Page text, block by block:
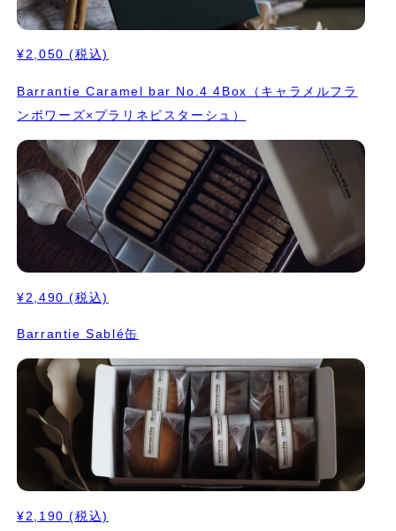
¥2,050 (税込)
Barrantie Caramel bar No.4 4Box（キャラメルフラ
ンボワーズ×プラリネピスターシュ）
¥2,490 (税込)
Barrantie Sablé缶
¥2,190 (税込)